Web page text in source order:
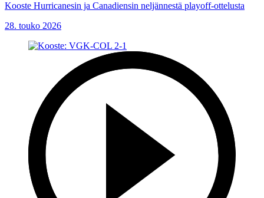
Kooste Hurricanesin ja Canadiensin neljännestä playoff-ottelusta
28. touko 2026